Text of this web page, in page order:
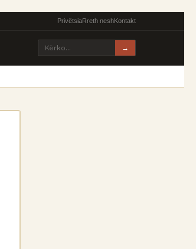
PrivëtsiaRreth neshKontakt
→